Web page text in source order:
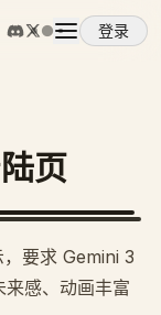
登录
页
要求 Gemini 3
感、动画丰富